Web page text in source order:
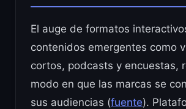
El auge de formatos
contenidos emergentes como
cortos, podcasts y encuestas,
modo en que las marcas se
sus audiencias (fuente).